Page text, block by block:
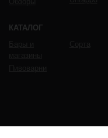
КАТАЛОГ